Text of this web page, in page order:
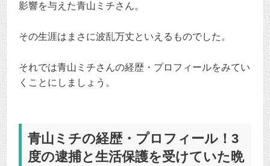
影響を与えた青山ミチさん。
その生涯はまさに波乱万丈といえるものでした。
それでは青山ミチさんの経歴・プロフィールをみてい
くことにしましょう。
青山ミチの経歴・プロフィール！3
度の逮捕と生活保護を受けていた晩